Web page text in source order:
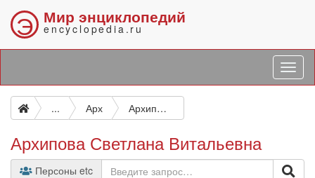
Э Мир энциклопедий
encyclopedia.ru
... Арх Архипова Светлана Витальевна
Архипова Светлана Витальевна
Персоны etc